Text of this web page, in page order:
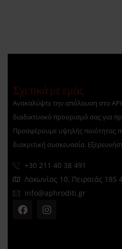
Σχετικά με εμάς
Ανακαλύψτε την απόλαυση στο
διαδικτυακό προορισμό σας για
Προσφέρουμε υψηλής ποιότητας
διακριτική συσκευασία.
+30 211 40 38 491
Λακωνίας 10, Πειραιάς 185
info@aphroditi.gr